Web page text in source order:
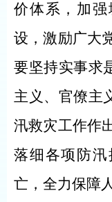
价体系，加
设，激励广大
要坚持实事求
主义、官僚主
汛救灾工作作
落细各项防
亡，全力保障